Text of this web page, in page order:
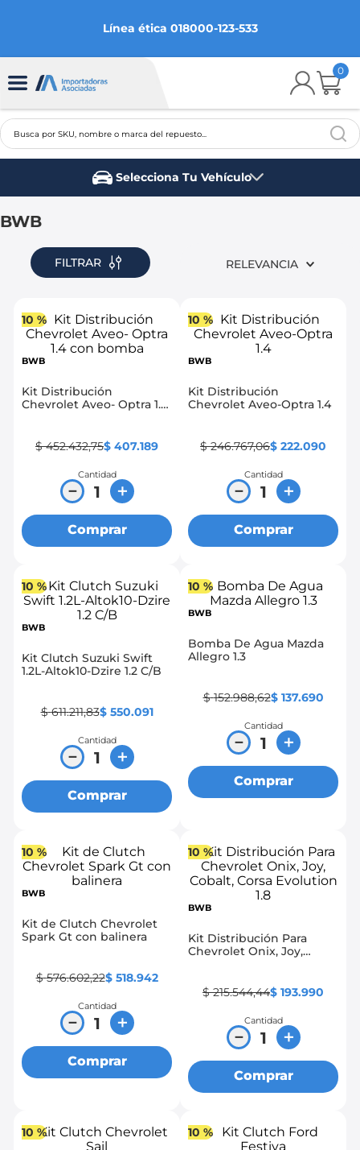
Línea ética 018000-123-533
0
Busca por SKU, nombre o marca del repuesto...
2.
aveo
spark gt
ford fiesta
.
mazda 3
.
sail
.
chevrolet sail
mazda 2
Selecciona Tu Vehículo
BWB
FILTRAR RELEVANCIA
10 %
BWB
Kit Distribución
Chevrolet Aveo- Optra 1.4
$ 452.432,75$ 407.189
Cantidad
＋
－
Comprar
10 %
BWB
Kit Distribución
Chevrolet Aveo-Optra 1.4
$ 246.767,06$ 222.090
Cantidad
＋
－
Comprar
10 %
BWB
Kit Clutch Suzuki Swift
1.2L-Altok10-Dzire 1.2 C/B
$ 611.211,83$ 550.091
Cantidad
＋
－
Comprar
10 %
BWB
Bomba De Agua Mazda
Allegro 1.3
$ 152.988,62$ 137.690
Cantidad
＋
－
Comprar
10 %
BWB
Kit de Clutch Chevrolet
Spark Gt con balinera
$ 576.602,22$ 518.942
Cantidad
＋
－
Comprar
10 %
BWB
Kit Distribución Para
Chevrolet Onix, Joy,
$ 215.544,44$ 193.990
Cantidad
＋
－
Comprar
10 % 10 %